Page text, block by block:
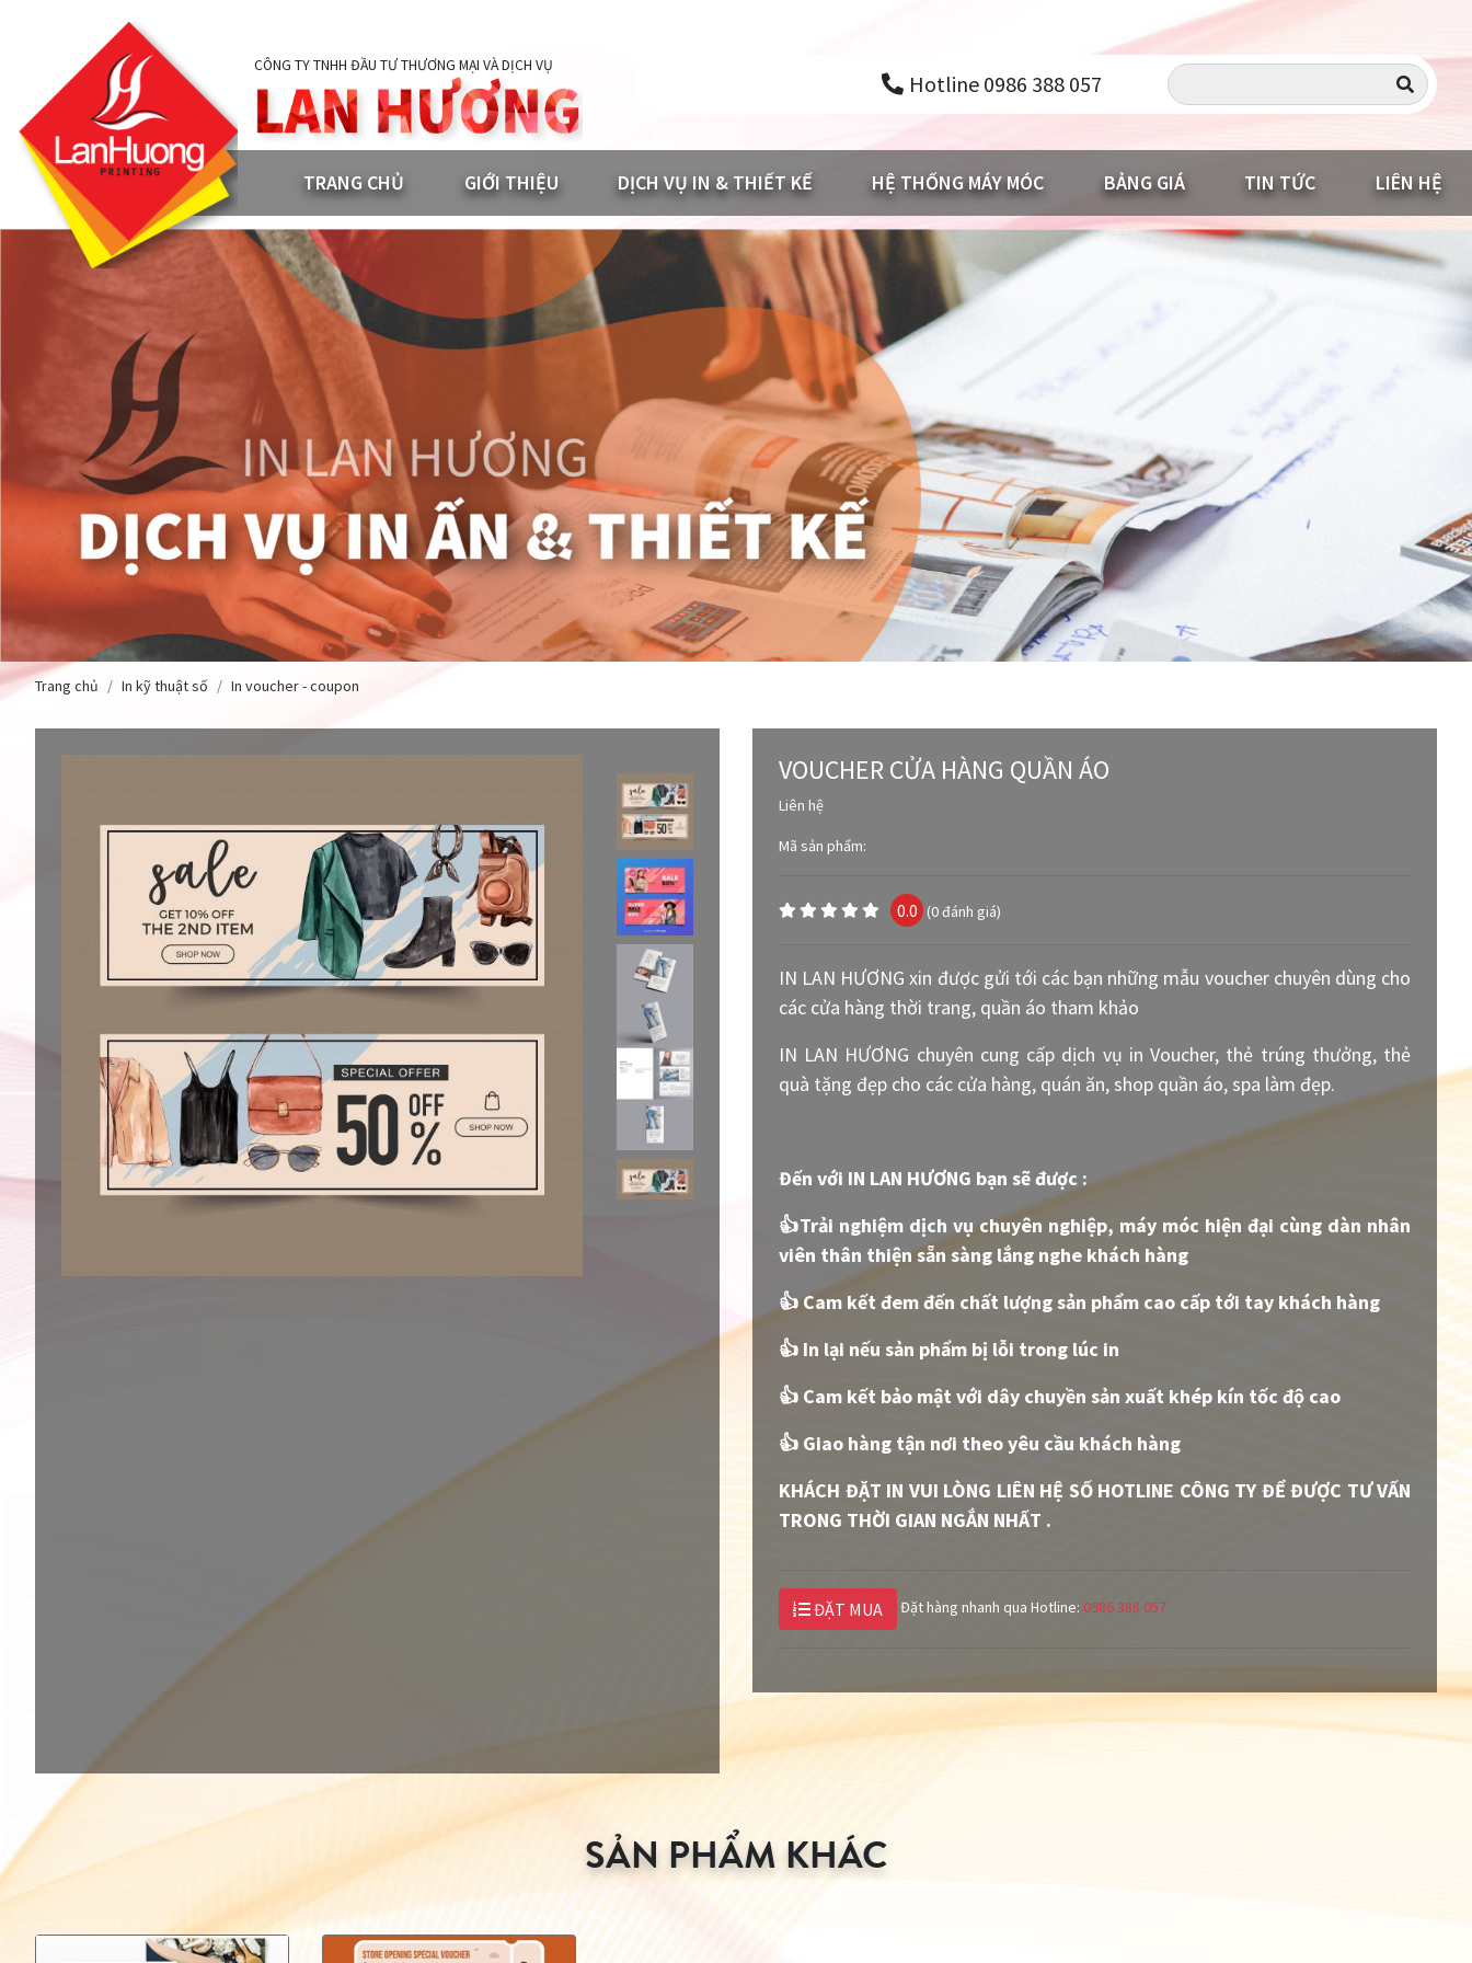
CÔNG TY TNHH ĐẦU TƯ THƯƠNG MẠI VÀ DỊCH VỤ
Hotline 0986 388 057
TRANG CHỦ GIỚI THIỆU DỊCH VỤ IN & THIẾT KẾ HỆ THỐNG MÁY MÓC BẢNG GIÁ TIN TỨC LIÊN HỆ
Trang chủ In kỹ thuật số In voucher - coupon
VOUCHER CỬA HÀNG QUẦN ÁO
Liên hệ
Mã sản phẩm:
0.0 (0 đánh giá)
IN LAN HƯƠNG xin được gửi tới các bạn những mẫu voucher chuyên dùng cho
các cửa hàng thời trang, quần áo tham khảo
IN LAN HƯƠNG chuyên cung cấp dịch vụ in Voucher, thẻ trúng thưởng, thẻ
quà tặng đẹp cho các cửa hàng, quán ăn, shop quần áo, spa làm đẹp.
Đến với IN LAN HƯƠNG bạn sẽ được :
👍Trải nghiệm dịch vụ chuyên nghiệp, máy móc hiện đại cùng dàn nhân
viên thân thiện sẵn sàng lắng nghe khách hàng
👍 Cam kết đem đến chất lượng sản phẩm cao cấp tới tay khách hàng
👍 In lại nếu sản phẩm bị lỗi trong lúc in
👍 Cam kết bảo mật với dây chuyền sản xuất khép kín tốc độ cao
👍 Giao hàng tận nơi theo yêu cầu khách hàng
KHÁCH ĐẶT IN VUI LÒNG LIÊN HỆ SỐ HOTLINE CÔNG TY ĐỂ ĐƯỢC TƯ VẤN
TRONG THỜI GIAN NGẮN NHẤT .
ĐẶT MUA Đặt hàng nhanh qua Hotline: 0986 388 057
SẢN PHẨM KHÁC